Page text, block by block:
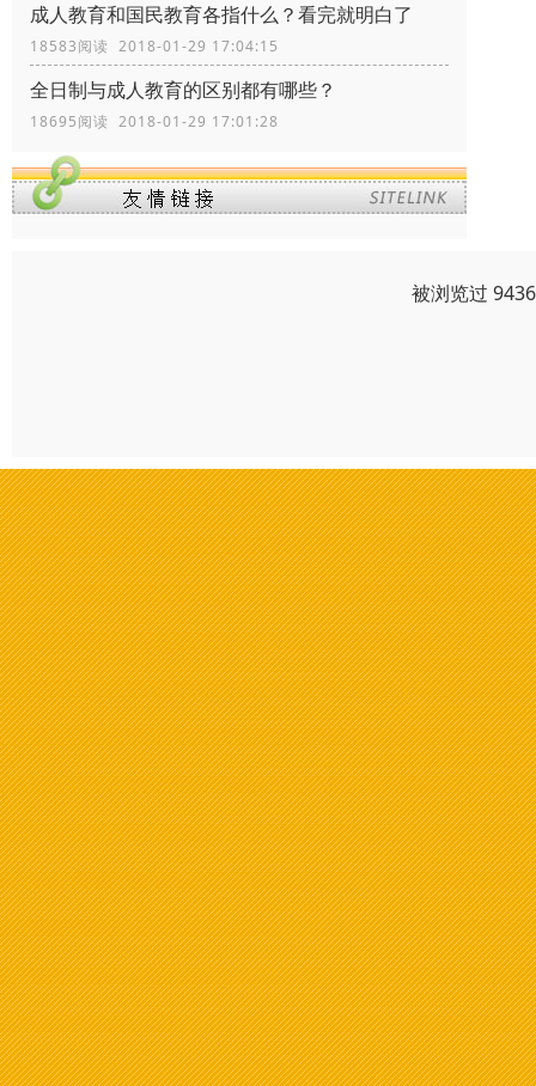
成人教育和国民教育各指什么？看完就明白了
18583阅读 2018-01-29 17:04:15
全日制与成人教育的区别都有哪些？
18695阅读 2018-01-29 17:01:28
被浏览过